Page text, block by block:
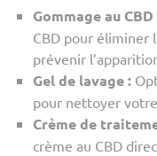
Gommage au CBD
CBD pour éliminer
prévenir
Gel de lavage :
pour nettoyer
Crème de
crème au CBD